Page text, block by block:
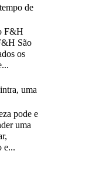
de
F&H
São
os
uma
pode e
uma
e...